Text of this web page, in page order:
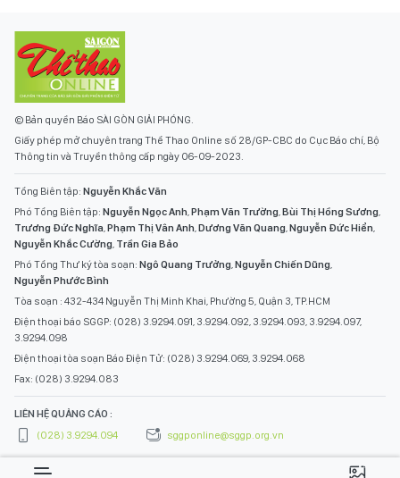
© Bản quyền Báo SÀI GÒN GIẢI PHÓNG.
Giấy phép mở chuyên trang Thể Thao Online số 28/GP-CBC do Cục Báo chí, Bộ
Thông tin và Truyền thông cấp ngày 06-09-2023.
Tổng Biên tập: Nguyễn Khắc Văn
Phó Tổng Biên tập: Nguyễn Ngọc Anh,Phạm Văn Trường,Bùi Thị Hồng Sương,
Trương Đức Nghĩa,Phạm Thị Vân Anh,Dương Văn Quang,Nguyễn Đức Hiển,
Nguyễn Khắc Cường, Trần Gia Bảo
Phó Tổng Thư ký tòa soạn: Ngô Quang Trưởng,Nguyễn Chiến Dũng,
Nguyễn Phước Bình
Tòa soạn : 432-434 Nguyễn Thị Minh Khai, Phường 5, Quận 3, TP.HCM
Điện thoại báo SGGP: (028) 3.9294.091, 3.9294.092, 3.9294.093, 3.9294.097,
3.9294.098
Điện thoại tòa soạn Báo Điện Tử: (028) 3.9294.069, 3.9294.068
Fax: (028) 3.9294.083
LIÊN HỆ QUẢNG CÁO :
(028) 3.9294.094
sggponline@sggp.org.vn